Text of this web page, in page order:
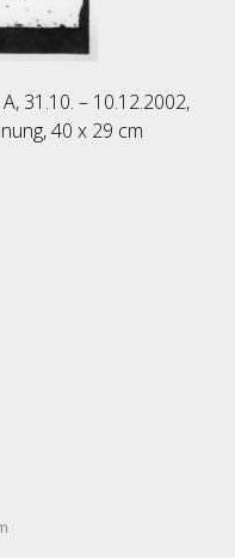
31.10. – 10.12.2002,
40 x 29 cm